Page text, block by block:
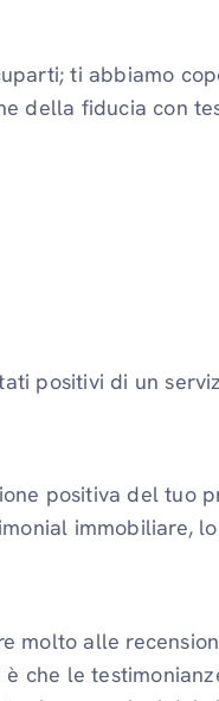
ti abbiamo
della fiducia con
positivi di un
positiva del tuo
immobiliare,
molto alle
che le